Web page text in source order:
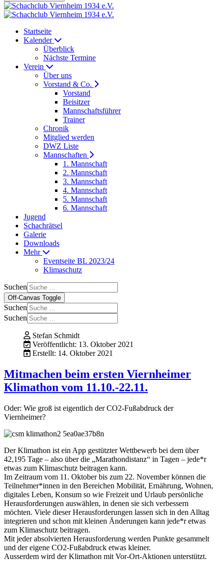
Startseite
Kalender
Überblick
Nächste Termine
Verein
Über uns
Vorstand & Co.
Vorstand
Beisitzer
Mannschaftsführer
Trainer
Chronik
Mitglied werden
DWZ Liste
Mannschaften
1. Mannschaft
2. Mannschaft
3. Mannschaft
4. Mannschaft
5. Mannschaft
6. Mannschaft
Jugend
Schachrätsel
Galerie
Downloads
Mehr
Eventseite BL 2023/24
Klimaschutz
Suchen
Off-Canvas Toggle
Suchen
Suchen
Stefan Schmidt
Veröffentlicht: 13. Oktober 2021
Erstellt: 14. Oktober 2021
Mitmachen beim ersten Viernheimer
Klimathon vom 11.10.-22.11.
Oder: Wie groß ist eigentlich der CO2-Fußabdruck der
Viernheimer?
Der Klimathon ist ein App gestützter Wettbewerb bei dem über
42,195 Tage – also über die „Marathondistanz“ in Tagen – jede*r
etwas zum Klimaschutz beitragen kann.
Im Zeitraum vom 11. Oktober bis zum 22. November können die
Teilnehmer*innen in den Bereichen Mobilität, Ernährung, Wohnen,
digitales Leben, Konsum so wie Freizeit und Urlaub persönliche
Herausforderungen auswählen, in denen sie sich verbessern
möchten. Viele dieser Herausforderungen lassen sich in den Alltag
integrieren und schon mit kleinen Änderungen kann jede*r etwas
zum Klimaschutz beitragen.
Mit jeder absolvierten Herausforderung werden Punkte gesammelt
und der eigene CO2-Fußabdruck etwas kleiner.
Ausserdem wird der Klimathon mit Vor-Ort-Aktionen unterstützt.